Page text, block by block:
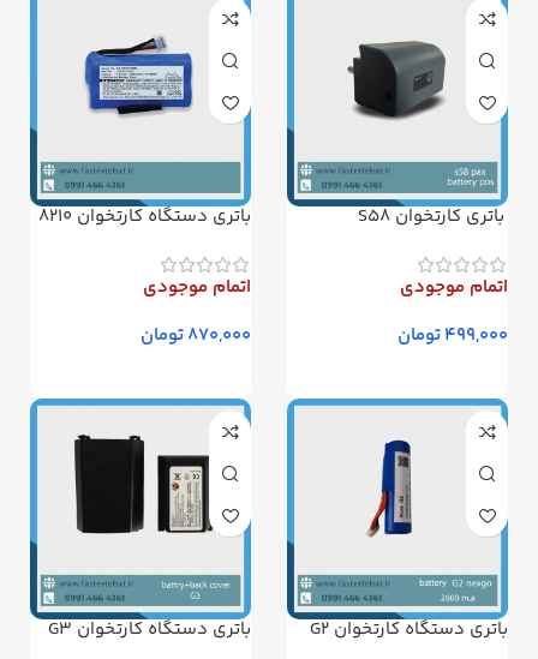
باتری کارتخوان S58
اتمام موجودی
تومان
باتری دستگاه کارتخوان 8210
اتمام موجودی
تومان
باتری دستگاه کارتخوان G2 باتری دستگاه کارتخوان G3